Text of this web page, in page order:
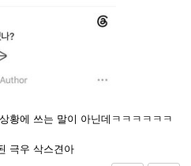
황에 쓰는 말이 아닌데ㅋㅋㅋㅋㅋㅋ
극우 삭스견아